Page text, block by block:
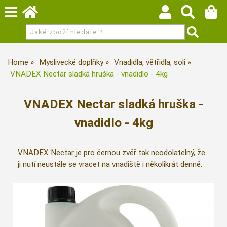
Home Myslivecké doplňky
Vnadidla, větřidla, soli
VNADEX Nectar sladká hruška - vnadidlo - 4kg
VNADEX Nectar sladká hruška -
vnadidlo - 4kg
VNADEX Nectar je pro černou zvěř tak neodolatelný, že
ji nutí neustále se vracet na vnadiště i několikrát denně.